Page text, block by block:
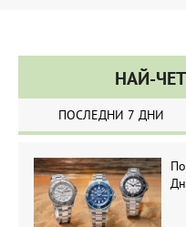
НАЙ-
ПОСЛЕДНИ 7 ДНИ